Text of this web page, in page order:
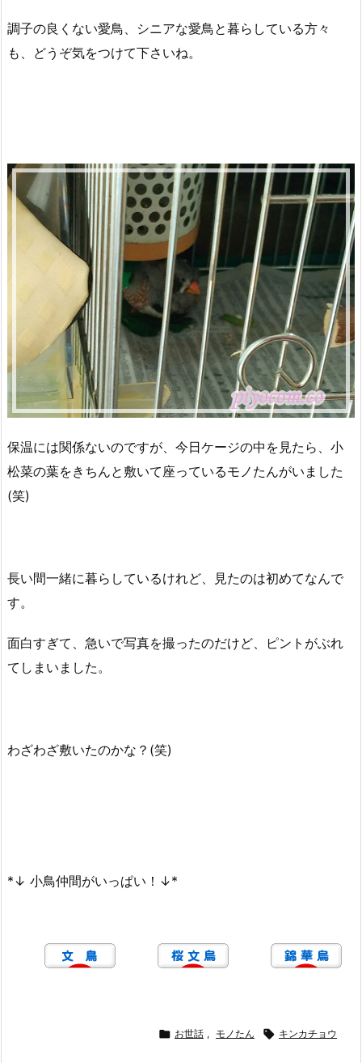
調子の良くない愛鳥、シニアな愛鳥と暮らしている方々
も、どうぞ気をつけて下さいね。
保温には関係ないのですが、今日ケージの中を見たら、小
松菜の葉をきちんと敷いて座っているモノたんがいました
(笑)
長い間一緒に暮らしているけれど、見たのは初めてなんで
す。
面白すぎて、急いで写真を撮ったのだけど、ピントがぶれ
てしまいました。
わざわざ敷いたのかな？(笑)
*↓ 小鳥仲間がいっぱい！↓*
 お世話 , モノたん  キンカチョウ